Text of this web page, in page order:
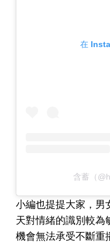
在
含蓄（
小編也提提大家，男
天對情緒的識別較為
機會無法承受不斷重